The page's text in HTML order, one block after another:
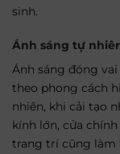
sinh.
Ánh sáng tự
Ánh sáng đóng
theo phong cách
nhiên, khi cải tạo
kính lớn, cửa
trang trí cũng làm